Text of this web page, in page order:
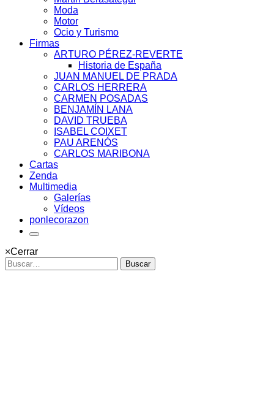
Moda
Motor
Ocio y Turismo
Firmas
ARTURO PÉREZ-REVERTE
Historia de España
JUAN MANUEL DE PRADA
CARLOS HERRERA
CARMEN POSADAS
BENJAMÍN LANA
DAVID TRUEBA
ISABEL COIXET
PAU ARENÓS
CARLOS MARIBONA
Cartas
Zenda
Multimedia
Galerías
Vídeos
ponlecorazon
×Cerrar
Buscar